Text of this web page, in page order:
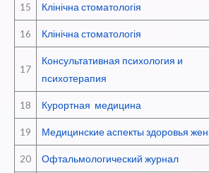
15 Клінічна стоматологія
16 Клінічна стоматологія
17
Консультативная психология и
психотерапия
18 Курортная медицина
19 Медицинские аспекты здоровья
20 Офтальмологический журнал